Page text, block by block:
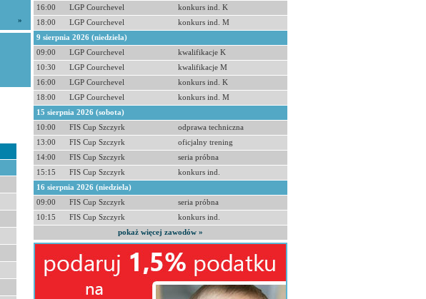
»
16:00
LGP Courchevel
konkurs ind. K
18:00
LGP Courchevel
konkurs ind. M
9 sierpnia 2026 (niedziela)
09:00
LGP Courchevel
kwalifikacje K
10:30
LGP Courchevel
kwalifikacje M
16:00
LGP Courchevel
konkurs ind. K
18:00
LGP Courchevel
konkurs ind. M
15 sierpnia 2026 (sobota)
10:00
FIS Cup Szczyrk
odprawa techniczna
13:00
FIS Cup Szczyrk
oficjalny trening
14:00
FIS Cup Szczyrk
seria próbna
15:15
FIS Cup Szczyrk
konkurs ind.
16 sierpnia 2026 (niedziela)
09:00
FIS Cup Szczyrk
seria próbna
10:15
FIS Cup Szczyrk
konkurs ind.
pokaż więcej zawodów »